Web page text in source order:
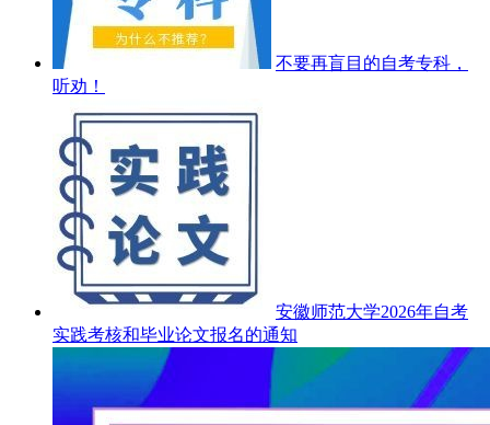
不要再盲目的自考专科，
听劝！
安徽师范大学2026年自考
实践考核和毕业论文报名的通知